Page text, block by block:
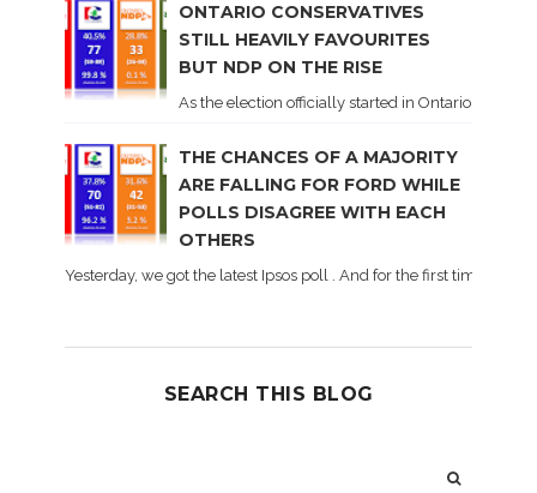
ONTARIO CONSERVATIVES
STILL HEAVILY FAVOURITES
BUT NDP ON THE RISE
As the election officially started in Ontario, some
THE CHANCES OF A MAJORITY
ARE FALLING FOR FORD WHILE
POLLS DISAGREE WITH EACH
OTHERS
Yesterday, we got the latest Ipsos poll . And for the first time
SEARCH THIS BLOG